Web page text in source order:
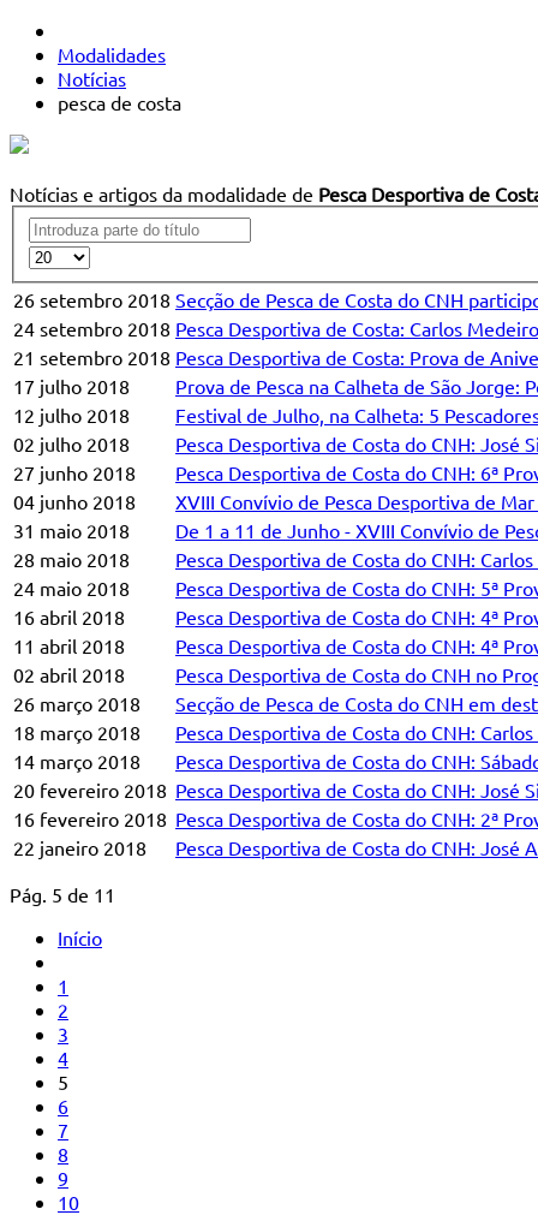
Modalidades
Notícias
pesca de costa
Notícias e artigos da modalidade de Pesca Desportiva de
26 setembro 2018 Secção de Pesca de Costa do CNH
24 setembro 2018 Pesca Desportiva de Costa: Carlos
21 setembro 2018 Pesca Desportiva de Costa: Prova de
17 julho 2018
Prova de Pesca na Calheta de São Jorge:
12 julho 2018
Festival de Julho, na Calheta: 5
02 julho 2018
Pesca Desportiva de Costa do CNH: José
27 junho 2018
Pesca Desportiva de Costa do CNH: 6ª
04 junho 2018
XVIII Convívio de Pesca Desportiva de
31 maio 2018
De 1 a 11 de Junho - XVIII Convívio de
28 maio 2018
Pesca Desportiva de Costa do CNH:
24 maio 2018
Pesca Desportiva de Costa do CNH: 5ª
16 abril 2018
Pesca Desportiva de Costa do CNH: 4ª
11 abril 2018
Pesca Desportiva de Costa do CNH: 4ª
02 abril 2018
Pesca Desportiva de Costa do CNH no
26 março 2018
Secção de Pesca de Costa do CNH em
18 março 2018
Pesca Desportiva de Costa do CNH:
14 março 2018
Pesca Desportiva de Costa do CNH:
20 fevereiro 2018 Pesca Desportiva de Costa do CNH: José
16 fevereiro 2018 Pesca Desportiva de Costa do CNH: 2ª
22 janeiro 2018
Pesca Desportiva de Costa do CNH: José
Pág. 5 de 11
Início
1
2
3
4
5
6
7
8
9
10